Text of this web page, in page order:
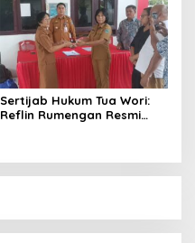
Sertijab Hukum Tua Wori:
Reflin Rumengan Resmi